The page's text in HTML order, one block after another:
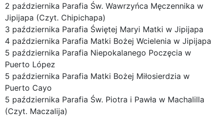
2 października Parafia Św. Wawrzyńca Męczennika w
Jipijapa (Czyt. Chipichapa)
3 października Parafia Świętej Maryi Matki w Jipijapa
4 października Parafia Matki Bożej Wcielenia w Jipijapa
5 października Parafia Niepokalanego Poczęcia w
Puerto López
5 października Parafia Matki Bożej Miłosierdzia w
Puerto Cayo
5 października Parafia Św. Piotra i Pawła w Machalilla
(Czyt. Maczalija)